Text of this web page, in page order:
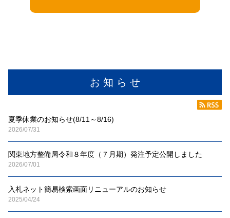
お 知 ら せ
夏季休業のお知らせ(8/11～8/16)
2026/07/31
関東地方整備局令和８年度（７月期）発注予定公開しました
2026/07/01
入札ネット簡易検索画面リニューアルのお知らせ
2025/04/24